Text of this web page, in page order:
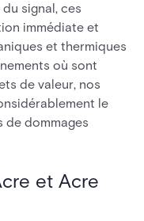
signal, ces
immédiate et
et thermiques
où sont
de valeur, nos
le
de dommages
et Acre